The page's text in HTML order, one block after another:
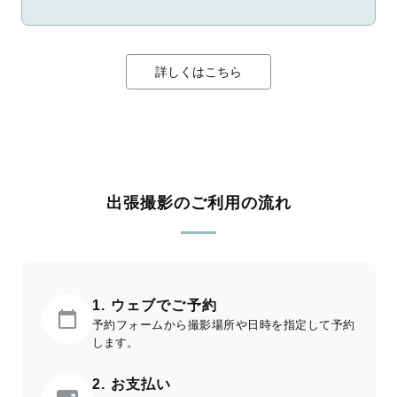
詳しくはこちら
出張撮影のご利用の流れ
1. ウェブでご予約
予約フォームから撮影場所や日時を指定して予約
します。
2. お支払い